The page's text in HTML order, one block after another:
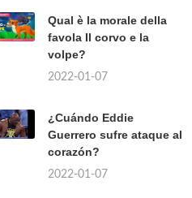
Qual è la morale della
favola Il corvo e la
volpe?
2022-01-07
¿Cuándo Eddie
Guerrero sufre ataque al
corazón?
2022-01-07